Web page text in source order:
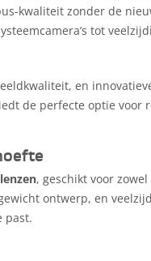
kwaliteit zonder de
tot
en
de perfecte optie
, geschikt voor
ontwerp, en
past.